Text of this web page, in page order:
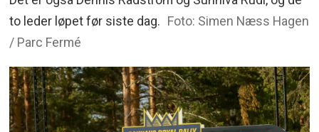
to leder løpet før siste dag. Foto: Simen Næss Hagen
/ Parc Fermé